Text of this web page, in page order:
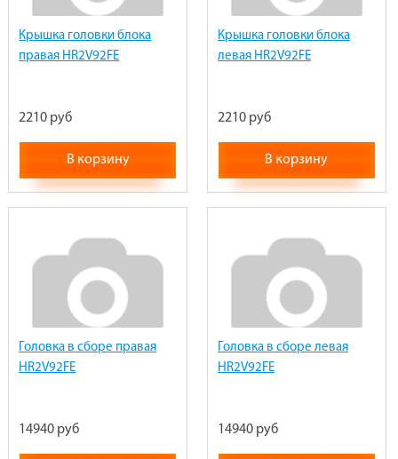
Крышка головки блока
правая HR2V92FE
2210 руб
В корзину
Крышка головки блока
левая HR2V92FE
2210 руб
В корзину
Головка в сборе правая
HR2V92FE
14940 руб
Головка в сборе левая
HR2V92FE
14940 руб